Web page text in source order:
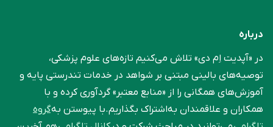
درباره
در «آپدیت اِم دی» تلاش می‌کنیم تازه‌های علوم پزشکی،
توصیه‌های بالینی مبتنی بر شواهد در خدمات تندرستی پایه و
آموزش‌های همگانی را از «منابع معتبر» گردآوری کرده و با
همکاران و علاقمندان به‌اشتراک بگذاریم.با پیوستن بهگروه